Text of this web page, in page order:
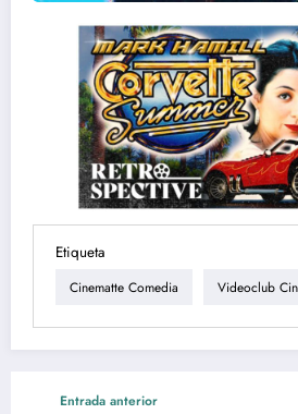
Etiqueta
Cinematte Comedia Videoclub
Entrada anterior